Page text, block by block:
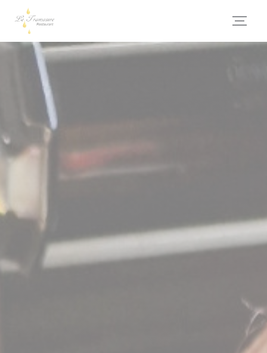
Personnalisation de vos choix en matière de cookies